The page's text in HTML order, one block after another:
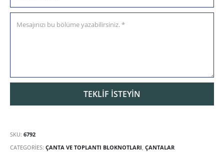
SKU: 6792
CATEGORIES: ÇANTA VE TOPLANTI BLOKNOTLARI ÇANTALAR